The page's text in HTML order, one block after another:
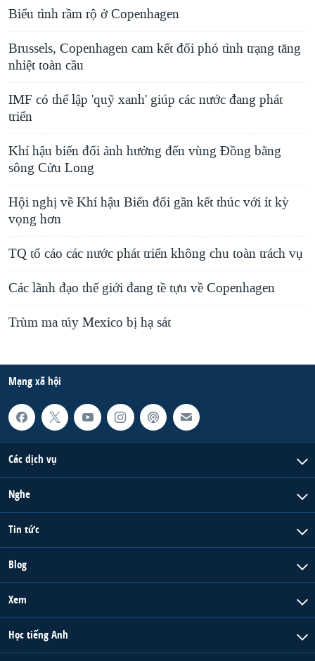
Biểu tình rầm rộ ở Copenhagen
Brussels, Copenhagen cam kết đối phó tình trạng tăng
nhiệt toàn cầu
IMF có thể lập 'quỹ xanh' giúp các nước đang phát
triển
Khí hậu biến đổi ảnh hưởng đến vùng Ðồng bằng
sông Cửu Long
Hội nghị về Khí hậu Biến đổi gần kết thúc với ít kỳ
vọng hơn
TQ tố cáo các nước phát triển không chu toàn trách vụ
Các lãnh đạo thế giới đang tề tựu về Copenhagen
Trùm ma túy Mexico bị hạ sát
Mạng xã hội
Các dịch vụ
Nghe
Tin tức
Blog
Xem
Học tiếng Anh